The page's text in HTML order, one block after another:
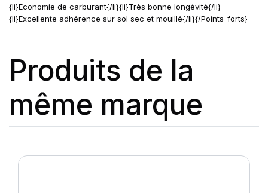
{li}Economie de carburant{/li}{li}Très bonne longévité{/li}
{li}Excellente adhérence sur sol sec et mouillé{/li}{/Points_forts}
Produits de la
même marque